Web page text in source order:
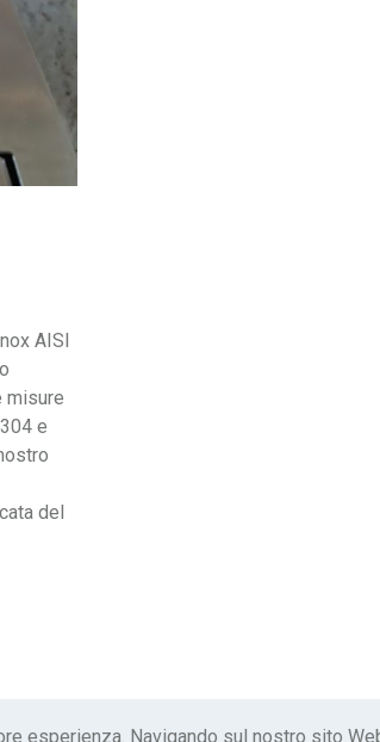
AISI
misure
e
del
esperienza. Navigando sul nostro sito